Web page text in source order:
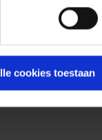
cookies toestaan